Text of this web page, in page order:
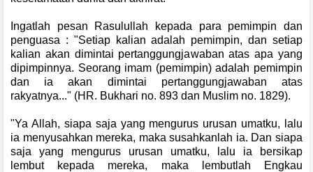
Ingatlah pesan Rasulullah kepada para pemimpin dan
penguasa : "Setiap kalian adalah pemimpin, dan setiap
kalian akan dimintai pertanggungjawaban atas apa yang
dipimpinnya. Seorang imam (pemimpin) adalah pemimpin
dan ia akan dimintai pertanggungjawaban atas
rakyatnya..." (HR. Bukhari no. 893 dan Muslim no. 1829).
"Ya Allah, siapa saja yang mengurus urusan umatku, lalu
ia menyusahkan mereka, maka susahkanlah ia. Dan siapa
saja yang mengurus urusan umatku, lalu ia bersikap
lembut kepada mereka, maka lembutlah Engkau